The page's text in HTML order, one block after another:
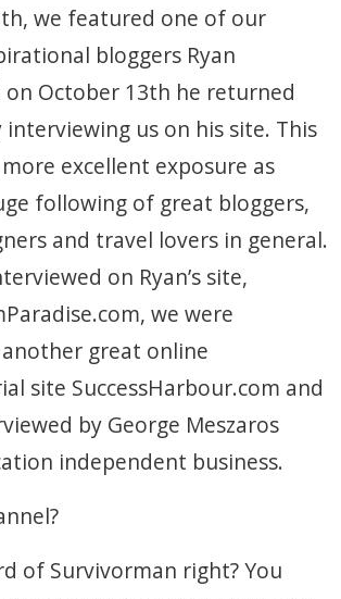
we featured one of our
bloggers Ryan
on October 13th he returned
us on his site. This
excellent exposure as
following of great bloggers,
and travel lovers in general.
on Ryan’s site,
we were
great online
site SuccessHarbour.com and
by George Meszaros
independent business.
of Survivorman right? You